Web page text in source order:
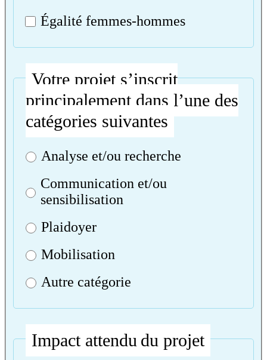
Égalité femmes-hommes
Votre projet s’inscrit
principalement dans l’une des
catégories suivantes
Analyse et/ou recherche
Communication et/ou
sensibilisation
Plaidoyer
Mobilisation
Autre catégorie
Impact attendu du projet